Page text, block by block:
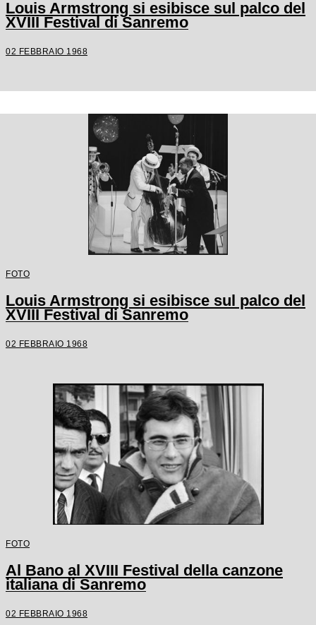
Louis Armstrong si esibisce sul palco del
XVIII Festival di Sanremo
02 FEBBRAIO 1968
FOTO
Louis Armstrong si esibisce sul palco del
XVIII Festival di Sanremo
02 FEBBRAIO 1968
FOTO
Al Bano al XVIII Festival della canzone
italiana di Sanremo
02 FEBBRAIO 1968